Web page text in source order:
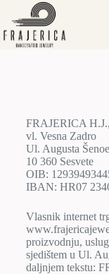
FRAJERICA
vl. Vesna Zadro
Ul. Augusta
10 360 Sesvete
OIB:
IBAN: HR07
Vlasnik internet
proizvodnju,
sjedištem u Ul.
daljnjem tekstu: